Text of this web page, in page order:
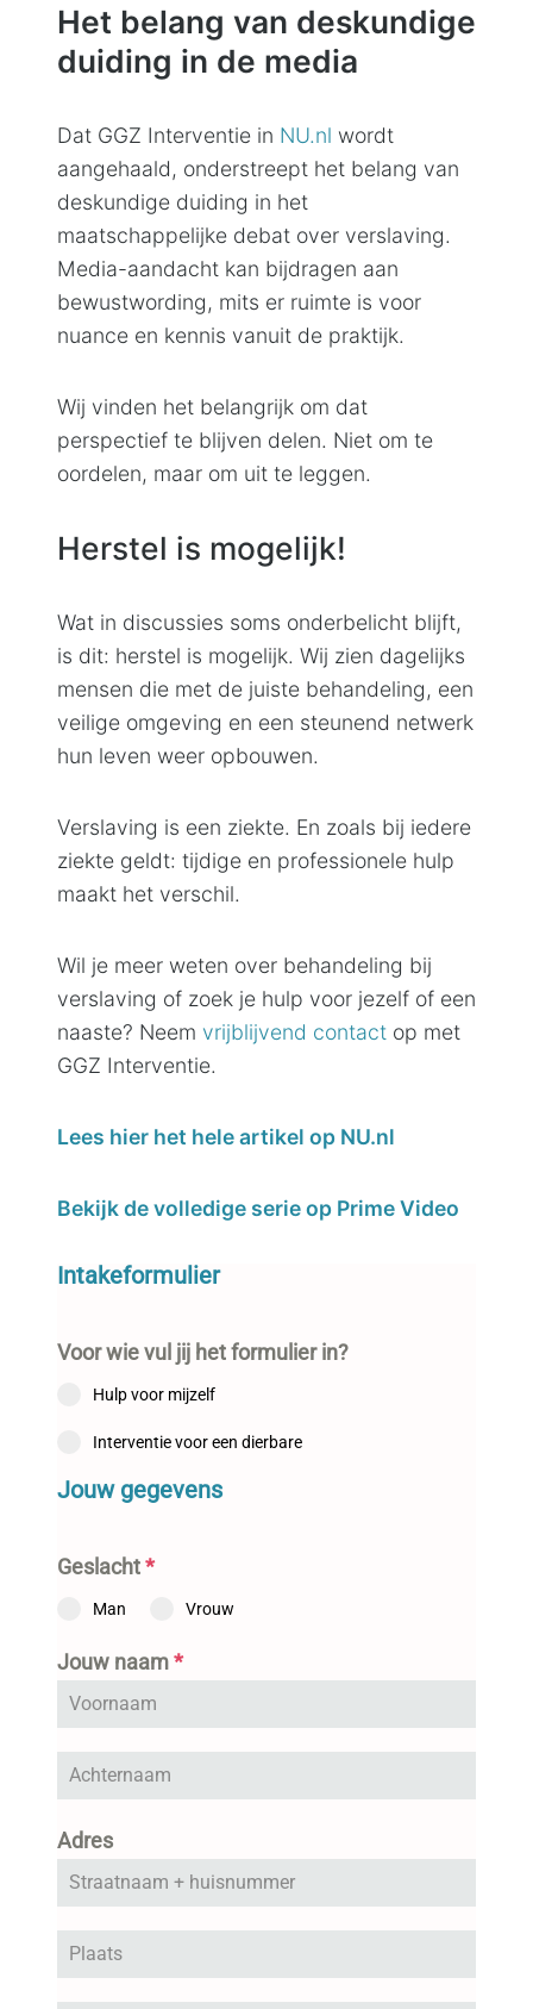
Het belang van deskundige
duiding in de media
Dat GGZ Interventie in NU.nl wordt
aangehaald, onderstreept het belang van
deskundige duiding in het
maatschappelijke debat over verslaving.
Media-aandacht kan bijdragen aan
bewustwording, mits er ruimte is voor
nuance en kennis vanuit de praktijk.
Wij vinden het belangrijk om dat
perspectief te blijven delen. Niet om te
oordelen, maar om uit te leggen.
Herstel is mogelijk!
Wat in discussies soms onderbelicht blijft,
is dit: herstel is mogelijk. Wij zien dagelijks
mensen die met de juiste behandeling, een
veilige omgeving en een steunend netwerk
hun leven weer opbouwen.
Verslaving is een ziekte. En zoals bij iedere
ziekte geldt: tijdige en professionele hulp
maakt het verschil.
Wil je meer weten over behandeling bij
verslaving of zoek je hulp voor jezelf of een
naaste? Neem vrijblijvend contact op met
GGZ Interventie.
Lees hier het hele artikel op NU.nl
Bekijk de volledige serie op Prime Video
Intakeformulier
Voor wie vul jij het formulier in?
Hulp voor mijzelf
Interventie voor een dierbare
Jouw gegevens
Geslacht*
Man Vrouw
Jouw naam*
Adres